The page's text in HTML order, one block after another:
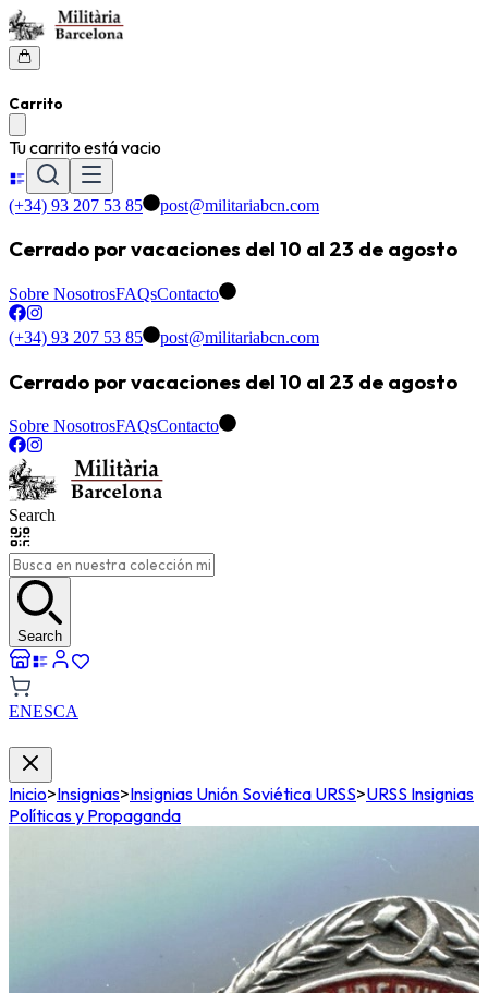
Carrito
Tu carrito está vacio
(+34) 93 207 53 85 post@militariabcn.com
Cerrado por vacaciones del 10 al 23 de agosto
Sobre NosotrosFAQsContacto
(+34) 93 207 53 85 post@militariabcn.com
Cerrado por vacaciones del 10 al 23 de agosto
Sobre NosotrosFAQsContacto
Search
Search
ENESCA
Inicio>Insignias>Insignias Unión Soviética URSS>URSS Insignias
Políticas y Propaganda